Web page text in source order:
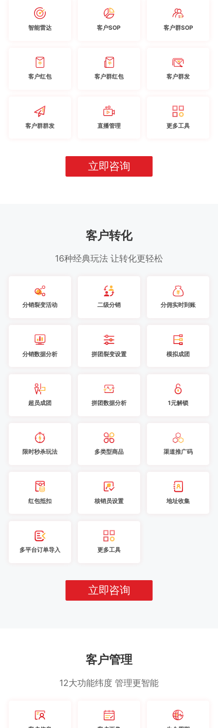
智能雷达 客户SOP 客户群SOP
客户红包 客户群红包 客户群发
客户群群发 直播管理 更多工具
立即咨询
客户转化
16种经典玩法 让转化更轻松
分销裂变活动 二级分销 分佣实时到账
分销数据分析 拼团裂变设置 模拟成团
超员成团 拼团数据分析 1元解锁
限时秒杀玩法 多类型商品 渠道推广码
红包抵扣 核销员设置 地址收集
多平台订单导入 更多工具
立即咨询
客户管理
12大功能纬度 管理更智能